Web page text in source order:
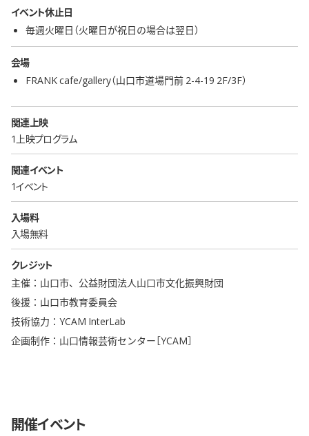
イベント休止日
毎週火曜日（火曜日が祝日の場合は翌日）
会場
FRANK cafe/gallery（山口市道場門前 2-4-19 2F/3F）
関連上映
1上映プログラム
関連イベント
1イベント
入場料
入場無料
クレジット
主催：山口市、公益財団法人山口市文化振興財団
後援：山口市教育委員会
技術協力：YCAM InterLab
企画制作：山口情報芸術センター［YCAM］
開催イベント